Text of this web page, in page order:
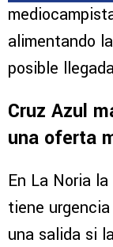
alimentando
posible
Cruz Azul
una oferta
En La Noria
tiene
una salida si